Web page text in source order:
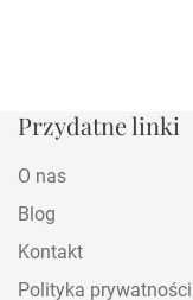
Przydatne linki
O nas
Blog
Kontakt
Polityka prywatności